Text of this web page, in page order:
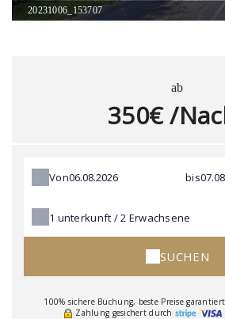
20231006_153707
ab
350€ /
Von bis
1 unterkunft /2 Erwachsene
SUCHEN
100% sichere Buchung, beste Preise
Zahlung gesichert durch